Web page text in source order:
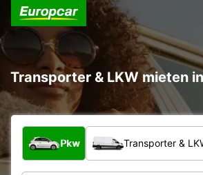
Transporter & LKW mieten
Welche Art von Fahrzeug?
Pkw Transporter &